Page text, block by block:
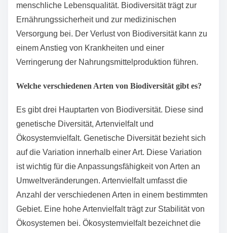
menschliche Lebensqualität. Biodiversität trägt zur
Ernährungssicherheit und zur medizinischen
Versorgung bei. Der Verlust von Biodiversität kann zu
einem Anstieg von Krankheiten und einer
Verringerung der Nahrungsmittelproduktion führen.
Welche verschiedenen Arten von Biodiversität gibt es?
Es gibt drei Hauptarten von Biodiversität. Diese sind
genetische Diversität, Artenvielfalt und
Ökosystemvielfalt. Genetische Diversität bezieht sich
auf die Variation innerhalb einer Art. Diese Variation
ist wichtig für die Anpassungsfähigkeit von Arten an
Umweltveränderungen. Artenvielfalt umfasst die
Anzahl der verschiedenen Arten in einem bestimmten
Gebiet. Eine hohe Artenvielfalt trägt zur Stabilität von
Ökosystemen bei. Ökosystemvielfalt bezeichnet die